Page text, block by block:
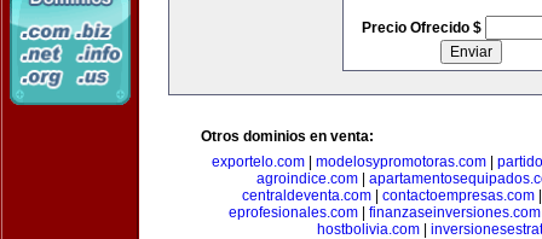
Precio Ofrecido $
Otros dominios en venta:
exportelo.com
modelosypromotoras.com
agroindice.com
centraldeventa.com
contactoempresas.com
eprofesionales.com
finanzaseinversiones.com
hostbolivia.com|